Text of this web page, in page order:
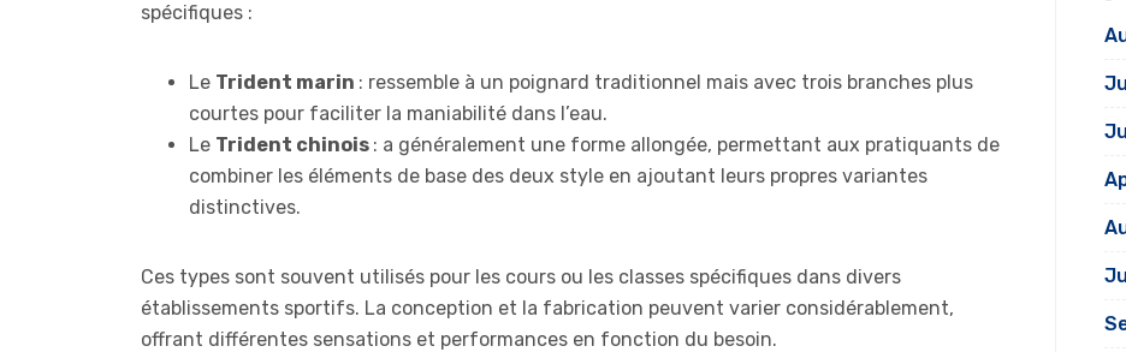
spécifiques :
Le Trident marin : ressemble à un poignard traditionnel mais avec trois branches plus
courtes pour faciliter la maniabilité dans l’eau.
Le Trident chinois : a généralement une forme allongée, permettant aux pratiquants de
combiner les éléments de base des deux style en ajoutant leurs propres variantes
distinctives.
Ces types sont souvent utilisés pour les cours ou les classes spécifiques dans divers
établissements sportifs. La conception et la fabrication peuvent varier considérablement,
offrant différentes sensations et performances en fonction du besoin.